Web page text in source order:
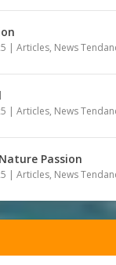
|Articles, News
|Articles, News
Passion
|Articles, News